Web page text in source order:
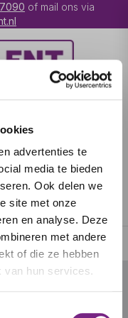
advertenties te
media te bieden
Ook delen we
site met onze
en analyse. Deze
met andere
of die ze hebben
van hun services.
of mail ons via
STUDENTALENT